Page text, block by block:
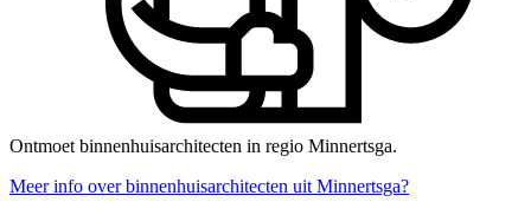
Ontmoet binnenhuisarchitecten in regio Minnertsga.
Meer info over binnenhuisarchitecten uit Minnertsga?